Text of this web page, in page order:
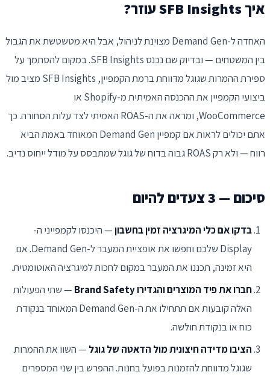
איך SFB Insights עוזר?
האחדה ל-Demand Gen מצוינת לניהול, אבל היא מטשטשת את הגבול
בין המשטחים — ובדיוק שם נכנס SFB Insights. במקום להסתמך על
ספירת ההמרות שגוגל מדווחת ברמת הקמפיין, SFB Insights מציב מול
ביצועי הקמפיין את ההכנסה האמיתית מ-Shopify או
WooCommerce, ומראה את ה-ROAS האמיתי לצד עלות הסחורה. כך
אתם יכולים לראות אם קמפיין Demand Gen המאוחד באמת הביא
רווח — ולא רק ROAS גבוה בדוח של גוגל שמתבסס על מודל ייחוס נדיב.
סיכום — 3 צעדים להיום
בדקו אם כלי המיגרציה זמין בחשבון— היכנסו לקמפייני ה-
Display שלכם וחפשו את אופציית המעבר ל-Demand Gen. אם
היא זמינה, תכננו את המעבר במקום לחכות למיגרציה האוטומטית.
חברו את פיד המוצרים והגדירו Brand Safety
— שתי הפעולות
האלה קובעות אם תתחילו את ה-Demand Gen המאוחד בנקודת
כוח או בנקודת חולשה.
הציבו מדידה חיצונית מול הדאטה של גוגל — השוו את ההמרות
שגוגל מדווחת להזמנות בפועל בחנות. ההפרש בין שני המספרים